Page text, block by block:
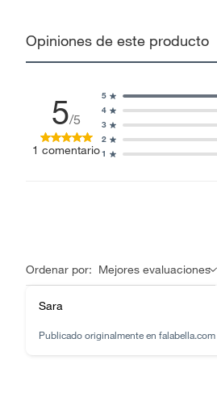
Opiniones de este producto
5/5
1 comentario1
2
3
4
5
Ordenar por: Mejores evaluaciones
Sara
Publicado originalmente en falabella.com